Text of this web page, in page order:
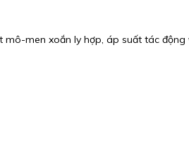
men xoắn ly hợp, áp suất tác